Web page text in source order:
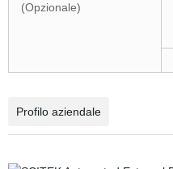
(Opzionale)
Profilo aziendale